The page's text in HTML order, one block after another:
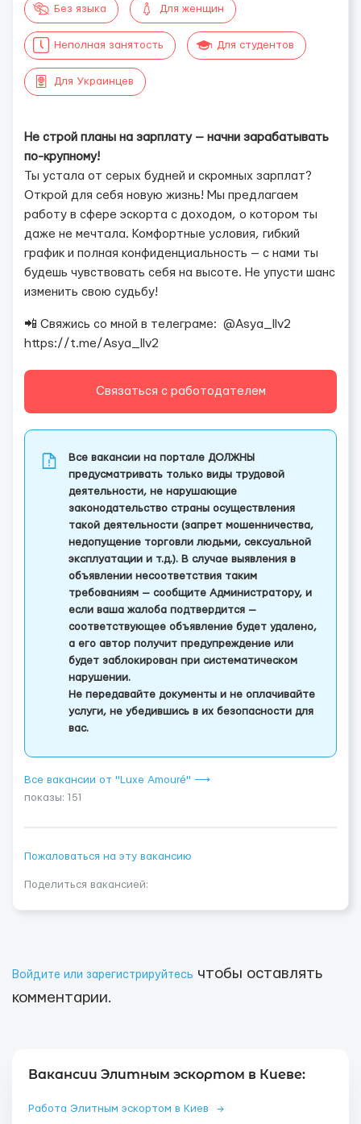
Без языка Для женщин
Неполная занятость Для студентов
Для Украинцев
Не строй планы на зарплату — начни зарабатывать
по-крупному!
Ты устала от серых будней и скромных зарплат?
Открой для себя новую жизнь! Мы предлагаем
работу в сфере эскорта с доходом, о котором ты
даже не мечтала. Комфортные условия, гибкий
график и полная конфиденциальность — с нами ты
будешь чувствовать себя на высоте. Не упусти шанс
изменить свою судьбу!
📲 Свяжись со мной в телеграме: @Asya_llv2
https://t.me/Asya_llv2
Связаться с работодателем
Все вакансии на портале ДОЛЖНЫ
предусматривать только виды трудовой
деятельности, не нарушающие
законодательство страны осуществления
такой деятельности (запрет мошенничества,
недопущение торговли людьми, сексуальной
эксплуатации и т.д.). В случае выявления в
объявлении несоответствия таким
требованиям — сообщите Администратору, и
если ваша жалоба подтвердится —
соответствующее объявление будет удалено,
а его автор получит предупреждение или
будет заблокирован при систематическом
нарушении.
Не передавайте документы и не оплачивайте
услуги, не убедившись в их безопасности для
вас.
Все вакансии от "Luxe Amouré" ⟶
показы: 151
Пожаловаться на эту вакансию
Поделиться вакансией:
Войдите или зарегистрируйтесь чтобы оставлять
комментарии.
Вакансии Элитным эскортом в Киеве:
Работа Элитным эскортом в Киев →